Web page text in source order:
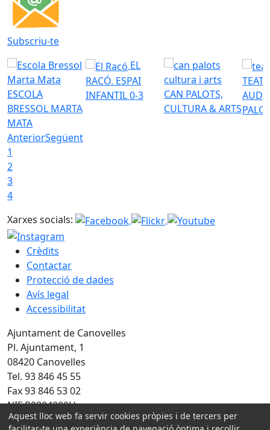
Subscriu-te
ESCOLA
BRESSOL MARTA
MATA
EL
RACÓ. ESPAI
INFANTIL 0-3
CAN PALOTS,
CULTURA & ARTS
AnteriorSegüent
1
2
3
4
Xarxes socials:
Crèdits
Contactar
Protecció de dades
Avís legal
Accessibilitat
Ajuntament de Canovelles
Pl. Ajuntament, 1
08420 Canovelles
Tel. 93 846 45 55
Fax 93 846 53 02
NIF P0804000H
Aquest lloc web fa servir cookies pròpies i de tercers per